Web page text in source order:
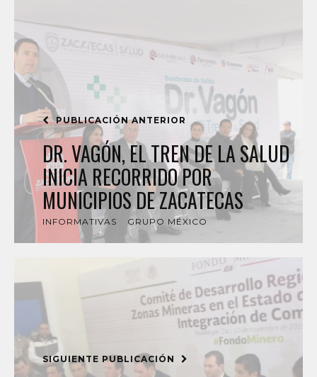
PUBLICACIÓN ANTERIOR
DR. VAGÓN, EL TREN DE LA SALUD
INICIA RECORRIDO POR
MUNICIPIOS DE ZACATECAS
INFORMATIVAS GRUPO MÉXICO
SIGUIENTE PUBLICACIÓN